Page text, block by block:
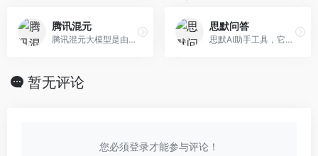
腾讯混元
腾讯混元大模型是由腾讯研发的大语言模型，具备跨领域知识和自然语言理解能力，实现基于人机自然语言对话的方式，理解用户指令并执行任务，帮助用户实现人获取信息，知识和灵感。
思默问答
思默AI助手工具，它不仅支持AI问答，还有智能写作、AI专业训练、代码助手、AI娱乐、AI绘画和AI语音的功能，每个分类下都有不同的小功能可以使用，非常全面。
暂无评论
您必须登录才能参与评论！